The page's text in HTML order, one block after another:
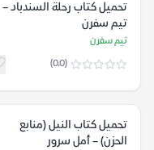
تحميل كتاب رحلة السندباد –
تيم سفرن
تيم سفرن
(0.0)
تحميل كتاب النيل (منابع
الحزن) – أمل سرور